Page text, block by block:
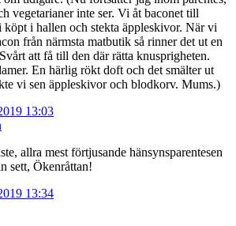
vegetarianer inte ser. Vi åt baconet till
i hallen och stekta äppleskivor. När vi
från närmsta matbutik så rinner det ut en
att få till den där rätta knusprigheten.
En härlig rökt doft och det smälter ut
vi sen äppleskivor och blodkorv. Mums.)
13:03
allra mest förtjusande hänsynsparentesen
sett, Ökenråttan!
13:34